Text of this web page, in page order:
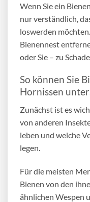
Wenn Sie ein
nur verständlich,
loswerden
Bienennest
oder Sie – zu
So können Sie
Hornissen
Zunächst ist es
von anderen
leben und welche
legen.
Für die meisten
Bienen von den
ähnlichen Wespen